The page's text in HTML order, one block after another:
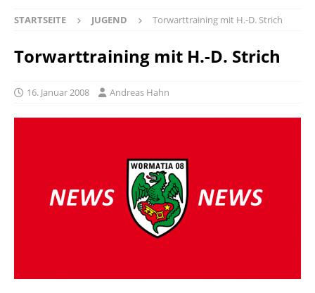
STARTSEITE JUGEND Torwarttraining mit H.-D. Strich
Torwarttraining mit H.-D. Strich
16. Januar 2008 Andreas Hahn